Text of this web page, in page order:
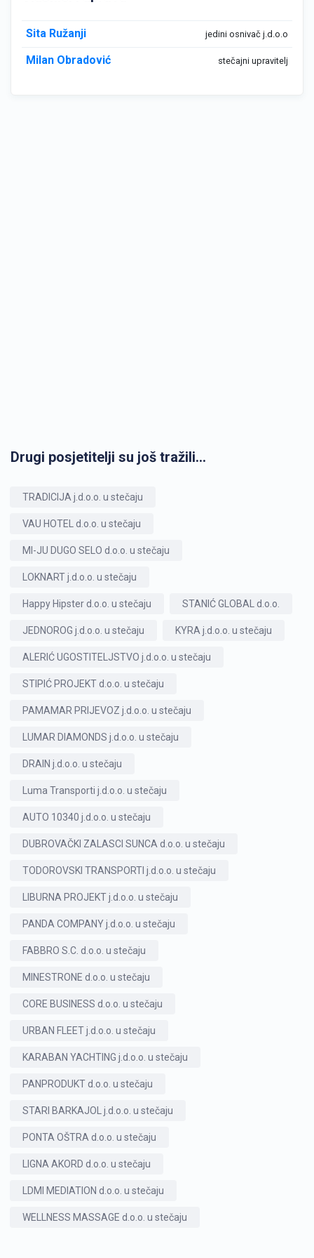
Sita Ružanji jedini osnivač j.d.o.o
Milan Obradović stečajni upravitelj
Drugi posjetitelji su još tražili...
TRADICIJA j.d.o.o. u stečaju
VAU HOTEL d.o.o. u stečaju
MI-JU DUGO SELO d.o.o. u stečaju
LOKNART j.d.o.o. u stečaju
Happy Hipster d.o.o. u stečaju STANIĆ GLOBAL d.o.o.
JEDNOROG j.d.o.o. u stečaju KYRA j.d.o.o. u stečaju
ALERIĆ UGOSTITELJSTVO j.d.o.o. u stečaju
STIPIĆ PROJEKT d.o.o. u stečaju
PAMAMAR PRIJEVOZ j.d.o.o. u stečaju
LUMAR DIAMONDS j.d.o.o. u stečaju
DRAIN j.d.o.o. u stečaju
Luma Transporti j.d.o.o. u stečaju
AUTO 10340 j.d.o.o. u stečaju
DUBROVAČKI ZALASCI SUNCA d.o.o. u stečaju
TODOROVSKI TRANSPORTI j.d.o.o. u stečaju
LIBURNA PROJEKT j.d.o.o. u stečaju
PANDA COMPANY j.d.o.o. u stečaju
FABBRO S.C. d.o.o. u stečaju
MINESTRONE d.o.o. u stečaju
CORE BUSINESS d.o.o. u stečaju
URBAN FLEET j.d.o.o. u stečaju
KARABAN YACHTING j.d.o.o. u stečaju
PANPRODUKT d.o.o. u stečaju
STARI BARKAJOL j.d.o.o. u stečaju
PONTA OŠTRA d.o.o. u stečaju
LIGNA AKORD d.o.o. u stečaju
LDMI MEDIATION d.o.o. u stečaju
WELLNESS MASSAGE d.o.o. u stečaju